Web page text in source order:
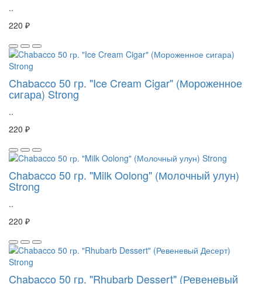
..
220 ₽
Chabacco 50 гр. "Ice Cream Cigar" (Мороженное
сигара) Strong
..
220 ₽
Chabacco 50 гр. "Milk Oolong" (Молочный улун)
Strong
..
220 ₽
Chabacco 50 гр. "Rhubarb Dessert" (Ревеневый